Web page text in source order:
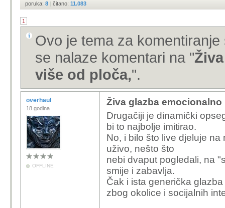
poruka: 8 | čitano: 11.083
1
Ovo je tema za
se nalaze komentari na "
više od ploča,".
overhaul
18 godina
OFFLINE
Živa glazba
Drugačiji je dinamički
bi to najbolje imitirao.
No, i bilo što live djeluje
uživo, nešto što
nebi dvaput pogledali, na
smije i zabavlja.
Čak i ista generička
zbog okolice i socijalnih